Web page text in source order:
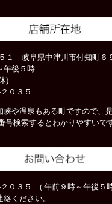
１ 岐阜県中津川市付知町６
午後５時
)
０３５
峡や温泉もある町ですので、
号検索するとわかりやすいで
２０３５ ( 午前９時～午後５
ください。